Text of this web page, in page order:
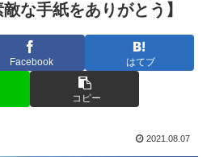
な手紙をありがとう】
Facebook はてブ
コピー
2021.08.07